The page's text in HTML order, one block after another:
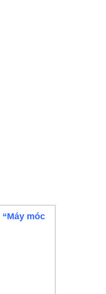
“Máy móc